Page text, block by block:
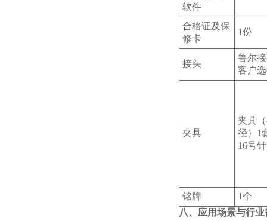
软件
合格证及保
修卡
1份
接头
鲁尔
客户
夹具
夹具
径）1
16号
铭牌
1个
八、应用场景与行业